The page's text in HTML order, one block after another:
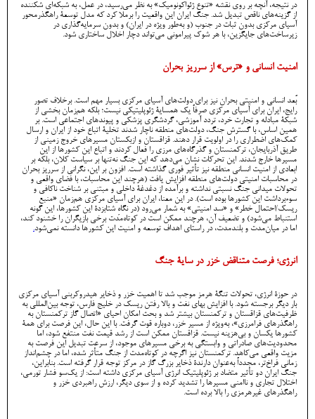
در نتیجه، آنچه بر روی نقشه «تنوع ژئواکونومیک» به نظر می‌رسید، در عمل، به شبکه‌ای شکننده
از گزینه‌های ناقص تبدیل شد. جنگ ایران این واقعیت را برملا کرد که مدل توسعۀ راهگذرمحور
آسیای مرکزی بدون ثبات در جنوب (و به‌طور ویژه در ایران) و بدون سرمایه‌گذاری در
زیرساخت‌های جایگزین، با هر شوک پیرامونی می‌تواند دچار اخلال ساختاری شود.
امنیت انسانی و «ترس» از سرریز بحران
بُعد انسانی و امنیتی بحران نیز برای دولت‌های آسیای مرکزی بسیار مهم است. برخلاف تصور
رایج، ایران برای آسیای مرکزی صرفاً یک همسایۀ ژئوپلیتیکی نیست؛ بلکه هم‌زمان بخشی از
شبکۀ مبادله و تجارت خرد، تردد آموزشی، گردشگری پزشکی و پیوندهای اجتماعی است. بر
همین اساس، با گسترش جنگ، دولت‌های منطقه ناچار شدند تخلیۀ اتباع خود از ایران و ارسال
کمک‌های اضطراری را در اولویت قرار دهند. قزاقستان و ازبکستان مسیرهای خروج زمینی از
طریق آذربایجان، ترکمنستان و گذرگاه‌های مرزی را فعال کردند و اتباع این کشورها از این
مسیرها خارج شدند. این تحرکات نشان می‌دهد که این جنگ نه‌تنها بر سیاست کلان، بلکه بر
ابعادی از امنیت انسانی منطقه نیز تأثیر فوری گذاشته است. افزون بر این، نگرانی از سرریز بحران
در محاسبات امنیتی دولت‌های منطقه افزایش یافت (هرچند این محاسبات، با فضای واقعی و
تحولات میدانی جنگ نسبتی نداشته و برآمده از دغدغۀ داخلی و مبتنی بر شناخت ناکافی و
سوءبرداشت این کشورها بوده است). در این معنا، ایران برای آسیای مرکزی هم‌زمان «منبع
ریسک/احتمال خطر» و «سد امنیتی» به شمار می‌رود (در نگاهِ شتابزدۀ این کشورها، این گونه
استنباط می‌شود) و تضعیف آن، هرچند ممکن است در کوتاه‌مدت برخی بازیگران را خشنود کند،
اما در میان‌مدت و بلندمدت، در راستای اهداف توسعه و امنیت این کشورها دانسته نمی‌شود.
انرژی؛ فرصت متناقض خزر در سایۀ جنگ
در حوزۀ انرژی، تحولات تنگۀ هرمز موجب شد تا اهمیت خزر و ذخایر هیدروکربنی آسیای مرکزی
بار دیگر برجسته شود. با افزایش بهای نفت و بالا رفتن ریسک در خلیج فارس، توجه بین‌المللی به
ظرفیت‌های قزاقستان و ترکمنستان بیشتر شد و بحث امکان احیای «اتصال گاز ترکمنستان به
راهگذرهای فرامرزی»، به‌ویژه از مسیر خزر، دوباره قوت گرفت. با این حال، این فرصت برای همۀ
کشورها یکسان و بی‌هزینه نیست. قزاقستان ممکن است از رشد قیمت نفت منتفع شود، اما
محدودیت‌های صادراتی و وابستگی به برخی مسیرهای موجود، از سرعت تبدیل این فرصت به
مزیت واقعی می‌کاهد. ترکمنستان نیز اگرچه در کوتاه‌مدت از جنگ متأثر شده، اما در چشم‌انداز
زمانی فراخ‌تر، مجدداً به‌عنوان دارندۀ ذخایر بزرگ گاز در مرکز توجه قرار گرفته است. بنابراین،
جنگ ایران دو تأثیر متضاد بر ژئوپلیتیک انرژی آسیای مرکزی داشته است: از یک‌سو فشار تورمی،
اختلال تجاری و ناامنی مسیرها را تشدید کرده و از سوی دیگر، ارزش راهبردی خزر و
راهگذرهای غیرهرمزی را بالا برده است.